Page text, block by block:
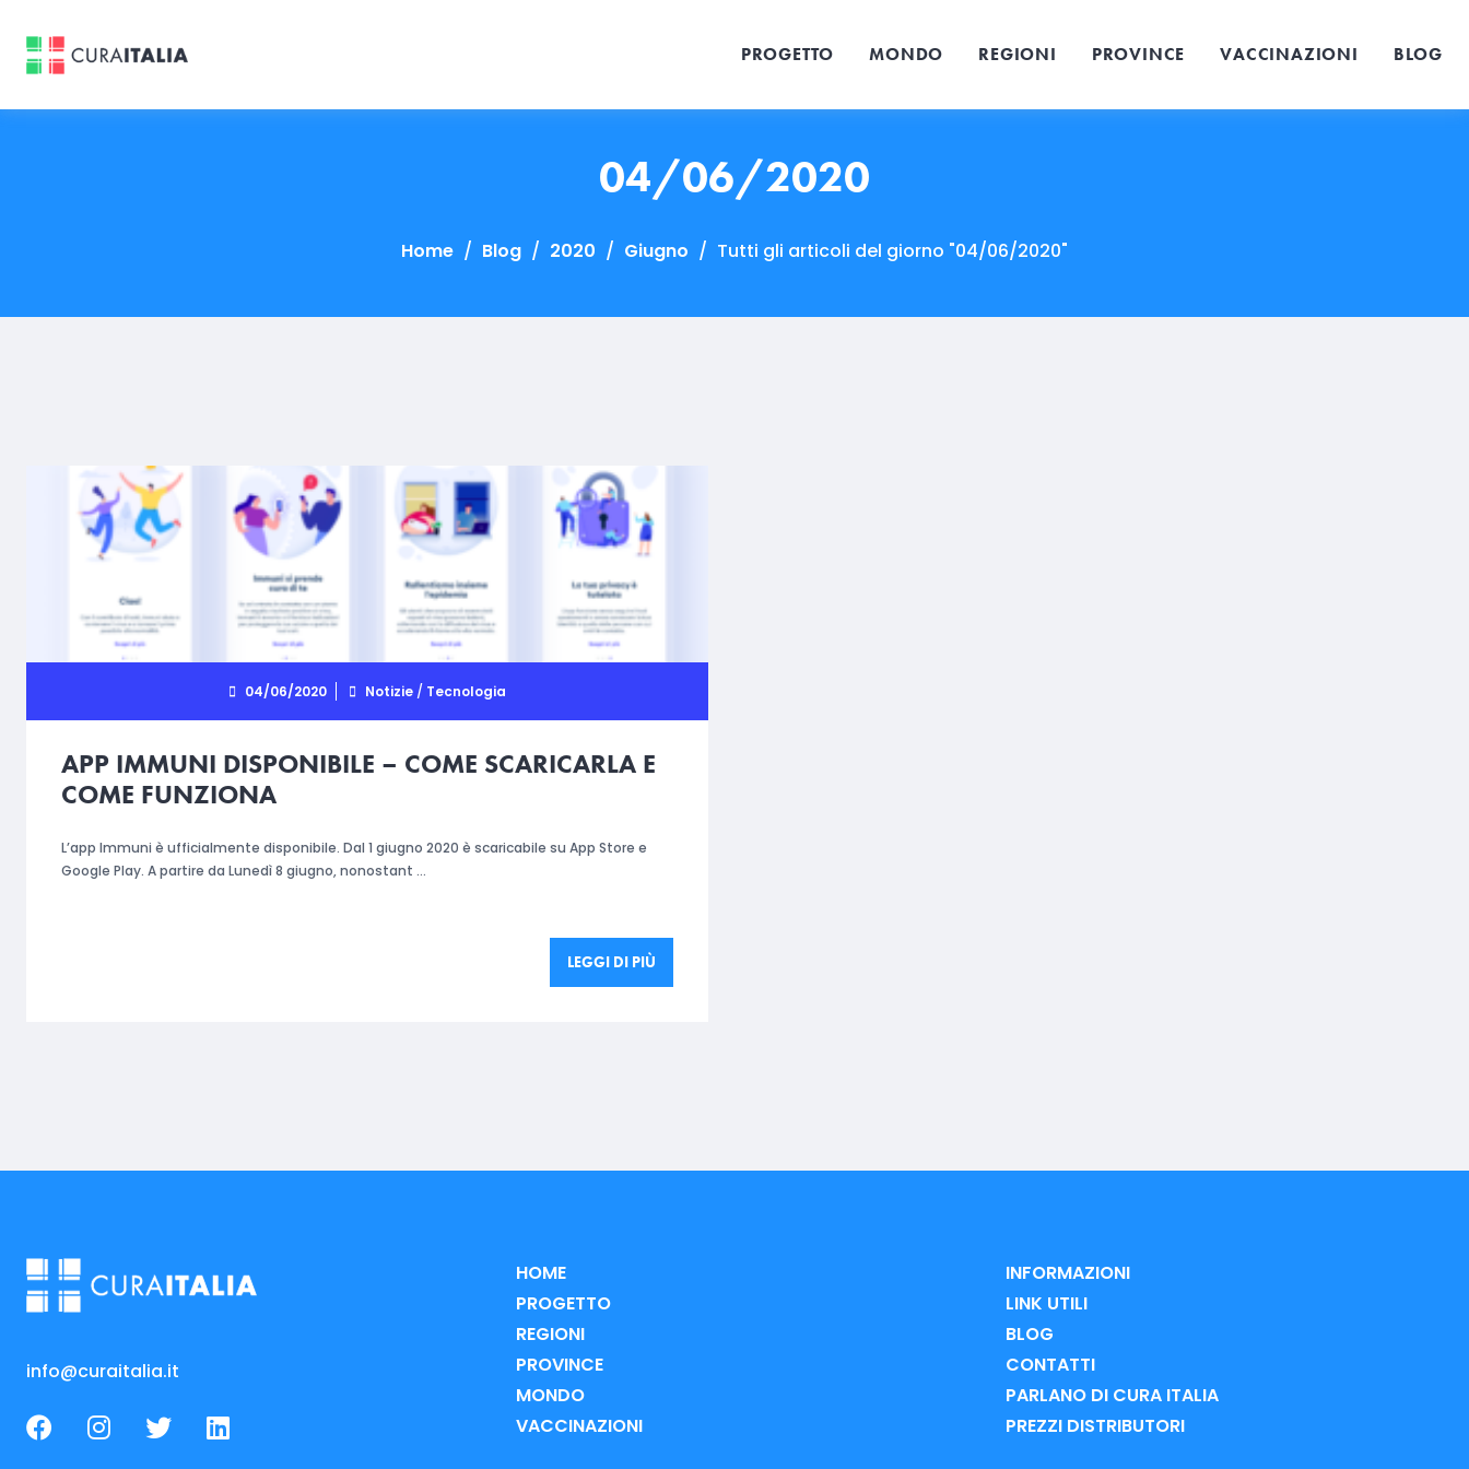
PROGETTO MONDO REGIONI PROVINCE VACCINAZIONI BLOG
04/06/2020
Home / Blog / 2020 / Giugno / Tutti gli articoli del giorno "04/06/2020"
04/06/2020 Notizie / Tecnologia
APP IMMUNI DISPONIBILE – COME SCARICARLA E
COME FUNZIONA
L’app Immuni è ufficialmente disponibile. Dal 1 giugno 2020 è scaricabile su App Store e
Google Play. A partire da Lunedì 8 giugno, nonostant …
LEGGI DI PIÙ
info@curaitalia.it
HOME
PROGETTO
REGIONI
PROVINCE
MONDO
VACCINAZIONI
INFORMAZIONI
LINK UTILI
BLOG
CONTATTI
PARLANO DI CURA ITALIA
PREZZI DISTRIBUTORI